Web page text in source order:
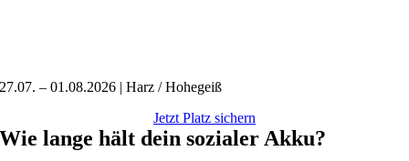
27.07. – 01.08.2026 | Harz / Hohegeiß
Jetzt Platz sichern
Wie lange hält dein sozialer Akku?